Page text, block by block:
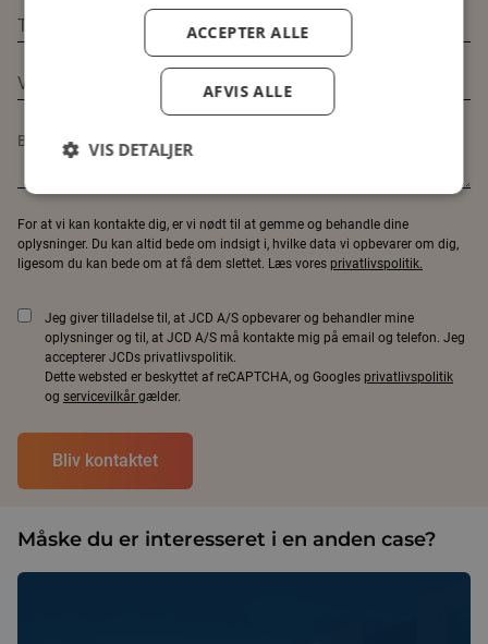
For at vi kan kontakte dig, er vi nødt til at gemme og behandle dine
oplysninger. Du kan altid bede om indsigt i, hvilke data vi opbevarer om dig,
ligesom du kan bede om at få dem slettet. Læs vores privatlivspolitik.
Jeg giver tilladelse til, at JCD A/S opbevarer og behandler mine
oplysninger og til, at JCD A/S må kontakte mig på email og telefon. Jeg
accepterer JCDs privatlivspolitik.
Dette websted er beskyttet af reCAPTCHA, og Googles privatlivspolitik
og servicevilkår gælder.
Måske du er interesseret i en anden case?
ACCEPTER ALLE
AFVIS ALLE
VIS DETALJER